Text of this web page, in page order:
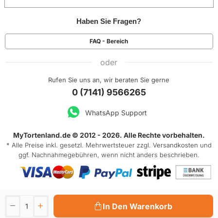
In Den Warenkorb
Haben Sie Fragen?
FAQ - Bereich
oder
Rufen Sie uns an, wir beraten Sie gerne
0 (7141) 9566265
WhatsApp Support
MyTortenland.de © 2012 - 2026. Alle Rechte vorbehalten.
* Alle Preise inkl. gesetzl. Mehrwertsteuer zzgl. Versandkosten und
ggf. Nachnahmegebühren, wenn nicht anders beschrieben.